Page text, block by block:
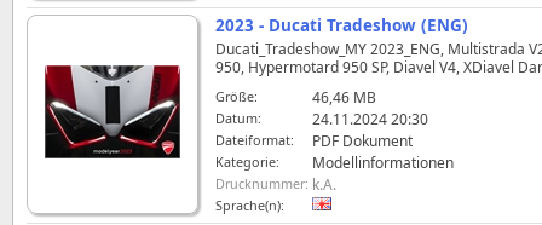
2023 - Ducati Tradeshow (ENG)
Ducati_Tradeshow_MY 2023_ENG, Multistrada
950, Hypermotard 950 SP, Diavel V4, XDiavel
Größe: 46,46 MB
Datum: 24.11.2024 20:30
Dateiformat: PDF Dokument
Kategorie: Modellinformationen
Drucknummer: k.A.
Sprache(n):